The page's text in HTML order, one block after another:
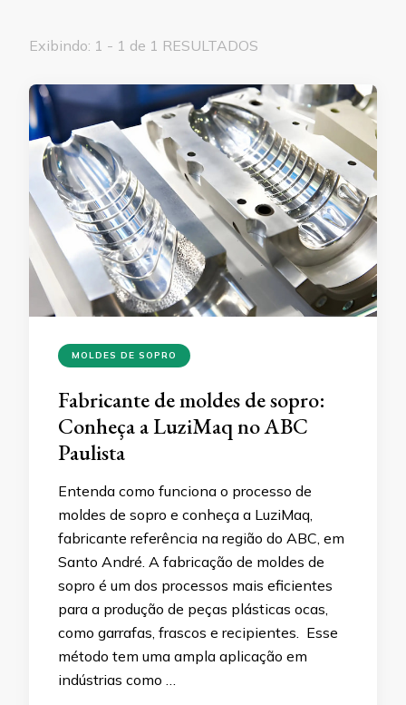
Exibindo: 1 - 1 de 1 RESULTADOS
MOLDES DE SOPRO
Fabricante de moldes de sopro:
Conheça a LuziMaq no ABC
Paulista
Entenda como funciona o processo de
moldes de sopro e conheça a LuziMaq,
fabricante referência na região do ABC, em
Santo André. A fabricação de moldes de
sopro é um dos processos mais eficientes
para a produção de peças plásticas ocas,
como garrafas, frascos e recipientes. Esse
método tem uma ampla aplicação em
indústrias como …